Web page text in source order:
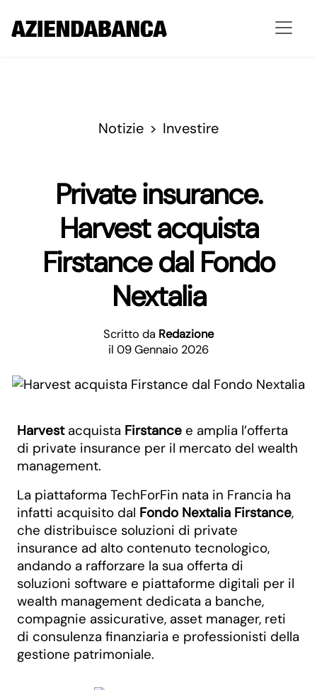
Notizie Investire
Private insurance.
Harvest acquista
Firstance dal Fondo
Nextalia
Scritto da Redazione
il 09 Gennaio 2026
Harvestacquista Firstance e amplia l’offerta
di private insurance per il mercato del wealth
management.
La piattaforma TechForFin nata in Francia ha
infatti acquisito dal Fondo Nextalia Firstance,
che distribuisce soluzioni di private
insurance ad alto contenuto tecnologico,
andando a rafforzare la sua offerta di
soluzioni software e piattaforme digitali per il
wealth management dedicata a banche,
compagnie assicurative, asset manager, reti
di consulenza finanziaria e professionisti della
gestione patrimoniale.